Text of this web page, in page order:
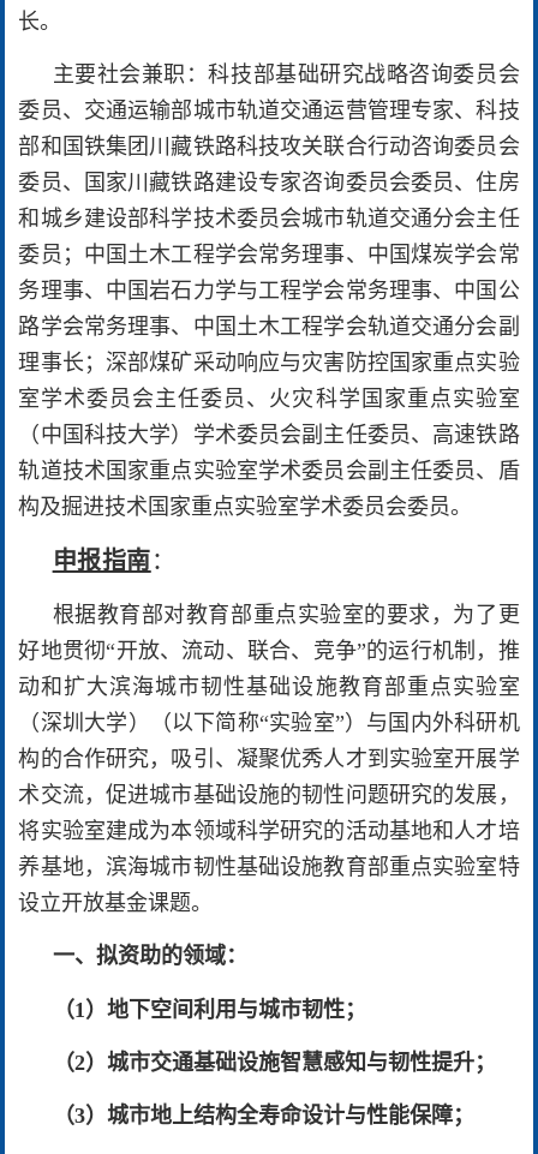
长。
主要社会兼职：科技部基础研究战略咨询委员会
委员、交通运输部城市轨道交通运营管理专家、科技
部和国铁集团川藏铁路科技攻关联合行动咨询委员会
委员、国家川藏铁路建设专家咨询委员会委员、住房
和城乡建设部科学技术委员会城市轨道交通分会主任
委员；中国土木工程学会常务理事、中国煤炭学会常
务理事、中国岩石力学与工程学会常务理事、中国公
路学会常务理事、中国土木工程学会轨道交通分会副
理事长；深部煤矿采动响应与灾害防控国家重点实验
室学术委员会主任委员、火灾科学国家重点实验室
（中国科技大学）学术委员会副主任委员、高速铁路
轨道技术国家重点实验室学术委员会副主任委员、盾
构及掘进技术国家重点实验室学术委员会委员。
申报指南：
根据教育部对教育部重点实验室的要求，为了更
好地贯彻“开放、流动、联合、竞争”的运行机制，推
动和扩大滨海城市韧性基础设施教育部重点实验室
（深圳大学）（以下简称“实验室”）与国内外科研机
构的合作研究，吸引、凝聚优秀人才到实验室开展学
术交流，促进城市基础设施的韧性问题研究的发展，
将实验室建成为本领域科学研究的活动基地和人才培
养基地，滨海城市韧性基础设施教育部重点实验室特
设立开放基金课题。
一、拟资助的领域：
（1）地下空间利用与城市韧性；
（2）城市交通基础设施智慧感知与韧性提升；
（3）城市地上结构全寿命设计与性能保障；